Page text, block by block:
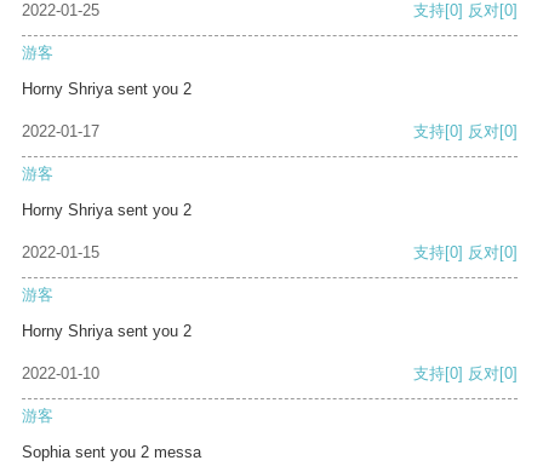
2022-01-25 支持[0] 反对[0]
游客
Horny Shriya sent you 2
2022-01-17 支持[0] 反对[0]
游客
Horny Shriya sent you 2
2022-01-15 支持[0] 反对[0]
游客
Horny Shriya sent you 2
2022-01-10 支持[0] 反对[0]
游客
Sophia sent you 2 messa